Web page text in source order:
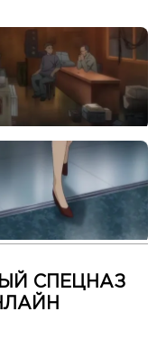
СПЕЦНАЗ